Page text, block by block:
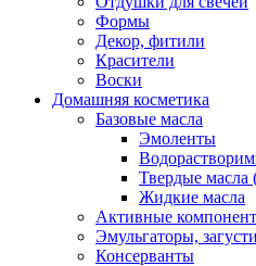
Формы
Декор, фитили
Красители
Воски
Домашняя косметика
Базовые масла
Эмоленты
Твердые масла
Жидкие масла
Активные
Эмульгаторы,
Консерванты